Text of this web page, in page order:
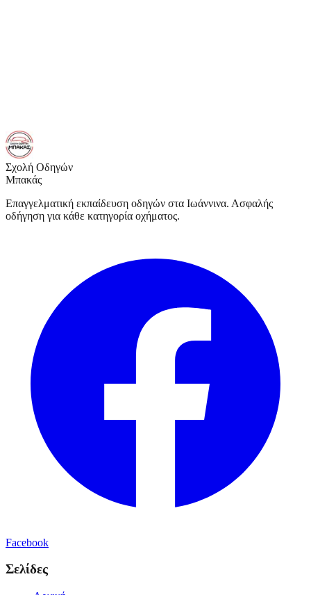
Σχολή Οδηγών
Μπακάς
Επαγγελματική εκπαίδευση οδηγών στα Ιωάννινα. Ασφαλής
οδήγηση για κάθε κατηγορία οχήματος.
Facebook
Σελίδες